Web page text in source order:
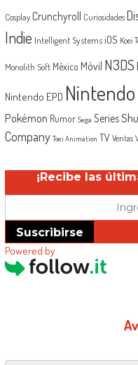
Cosplay Crunchyroll Curiosidades
Indie Intelligent Systems iOS Koei
Monolith Soft México Móvil N3DS
Nintendo EPD
Pokémon Rumor Sega Series
Company Toei Animation TV Ventas
¡Recibe las
Suscribirse
Powered by